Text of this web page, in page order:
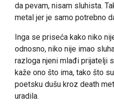
da pevam, nisam sluhista.
metal jer je samo potrebno
Inga se priseća kako niko
odnosno, niko nije imao
razloga njeni mlađi prijatelji
kaže ono što ima, tako što
poetsku dušu kroz death
uradila.